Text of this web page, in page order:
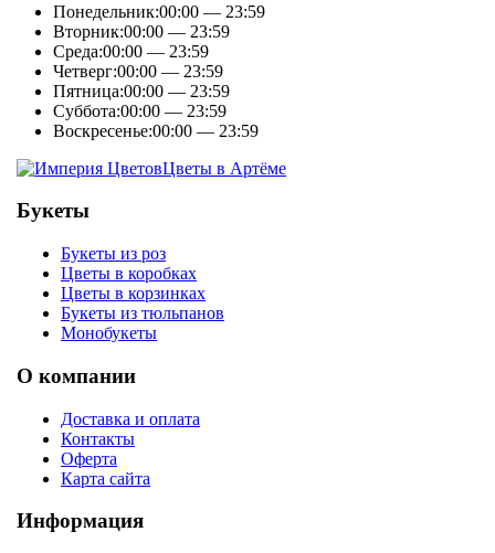
Понедельник:00:00 — 23:59
Вторник:00:00 — 23:59
Среда:00:00 — 23:59
Четверг:00:00 — 23:59
Пятница:00:00 — 23:59
Суббота:00:00 — 23:59
Воскресенье:00:00 — 23:59
Цветы в Артёме
Букеты
Букеты из роз
Цветы в коробках
Цветы в корзинках
Букеты из тюльпанов
Монобукеты
О компании
Доставка и оплата
Контакты
Оферта
Карта сайта
Информация